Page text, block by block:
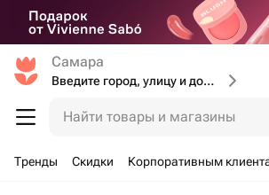
Самара
Введите город, улицу и дом доставки
Найти товары и магазины
Тренды Скидки Корпоративным